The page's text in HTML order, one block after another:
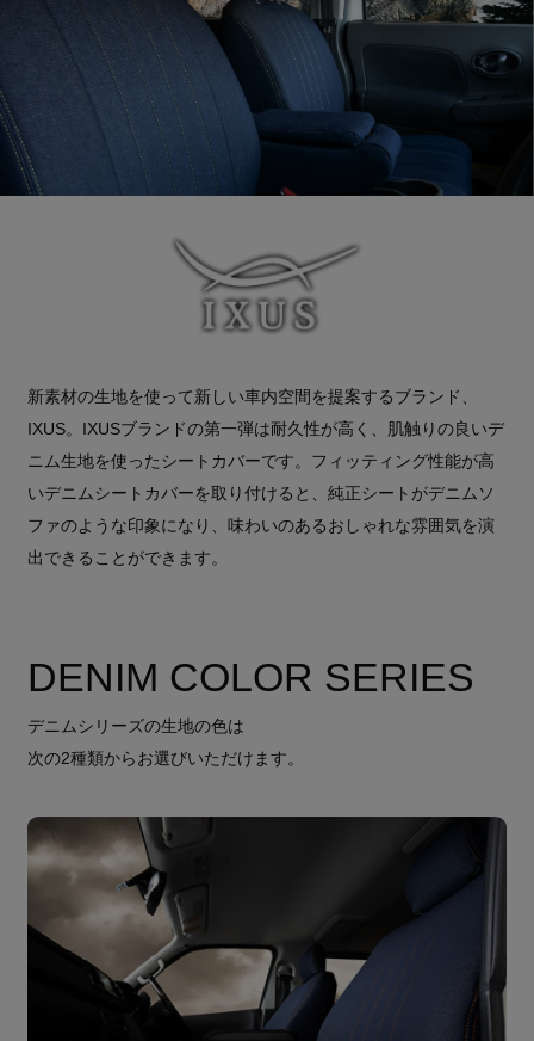
新素材の生地を使って新しい車内空間を提案するブランド、
IXUS。IXUSブランドの第一弾は耐久性が高く、肌触りの良いデ
ニム生地を使ったシートカバーです。フィッティング性能が高
いデニムシートカバーを取り付けると、純正シートがデニムソ
ファのような印象になり、味わいのあるおしゃれな雰囲気を演
出できることができます。
DENIM COLOR SERIES
デニムシリーズの生地の色は
次の2種類からお選びいただけます。